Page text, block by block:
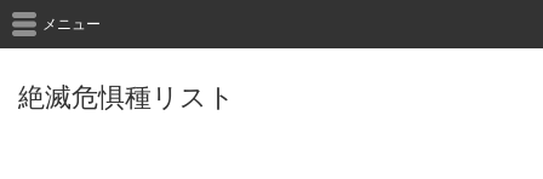
絶滅危惧種リスト
メニュー